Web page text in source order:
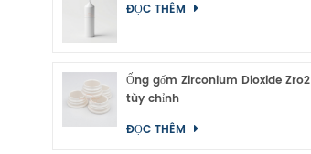
ĐỌC THÊM
Ống gốm Zirconium Dioxide Zro2
tùy chỉnh
ĐỌC THÊM